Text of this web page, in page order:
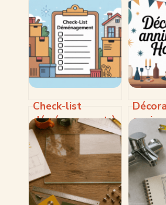
Check-list
déménagement à
imprimer : la liste
complète pour ne
rien oublier
déco